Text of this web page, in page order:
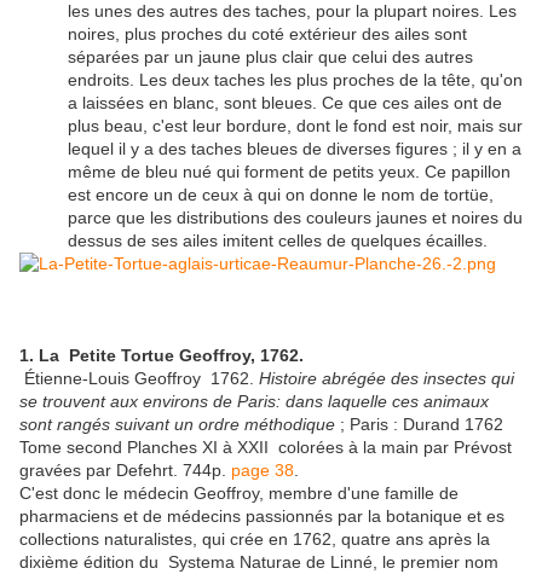
les unes des autres des taches, pour la plupart noires. Les
noires, plus proches du coté extérieur des ailes sont
séparées par un jaune plus clair que celui des autres
endroits. Les deux taches les plus proches de la tête, qu'on
a laissées en blanc, sont bleues. Ce que ces ailes ont de
plus beau, c'est leur bordure, dont le fond est noir, mais sur
lequel il y a des taches bleues de diverses figures ; il y en a
même de bleu nué qui forment de petits yeux. Ce papillon
est encore un de ceux à qui on donne le nom de tortüe,
parce que les distributions des couleurs jaunes et noires du
dessus de ses ailes imitent celles de quelques écailles.
1. La Petite Tortue Geoffroy, 1762.
Étienne-Louis Geoffroy 1762. Histoire abrégée des insectes qui
se trouvent aux environs de Paris: dans laquelle ces animaux
sont rangés suivant un ordre méthodique ; Paris : Durand 1762
Tome second Planches XI à XXII colorées à la main par Prévost
gravées par Defehrt. 744p. page 38
C'est donc le médecin Geoffroy, membre d'une famille de
pharmaciens et de médecins passionnés par la botanique et es
collections naturalistes, qui crée en 1762, quatre ans après la
dixième édition du Systema Naturae de Linné, le premier nom